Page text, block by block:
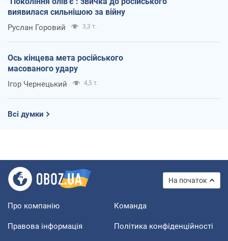
виявилася сильнішою за війну
Руслан Горовий 3,3 т.
Ось кінцева мета російського
масованого удару
Ігор Чернецький 4,5 т.
Всі думки
На початок
Про компанію Команда
Правова інформація Політика конфіденційності